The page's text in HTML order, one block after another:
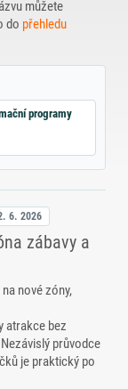
můžete
do přehledu
programy
6. 2026
zábavy a
nové zóny,
atrakce bez
průvodce
je praktický po